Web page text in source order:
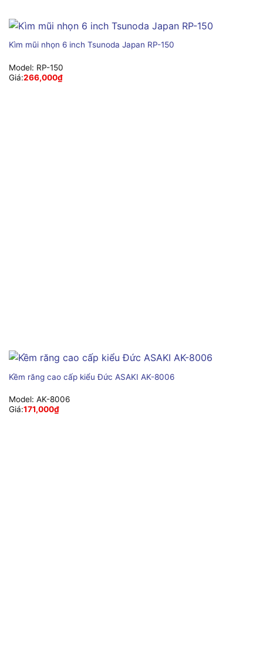
Kìm mũi nhọn 6 inch Tsunoda Japan RP-150
Model: RP-150
Giá:266,000₫
Kềm răng cao cấp kiểu Đức ASAKI AK-8006
Model: AK-8006
Giá:171,000₫